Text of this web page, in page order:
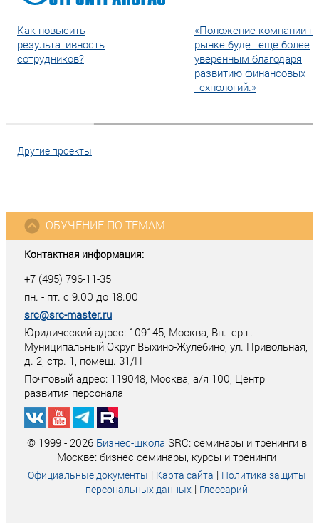
Как повысить
результативность
сотрудников?
«Положение компании
рынке будет еще более
уверенным благодаря
развитию финансовых
технологий.»
Другие проекты
Контактная информация:
+7 (495) 796-11-35
пн. - пт. с 9.00 до 18.00
src@src-master.ru
Юридический адрес: 109145, Москва, Вн.тер.г.
Муниципальный Округ Выхино-Жулебино, ул. Привольная,
д. 2, стр. 1, помещ. 31/Н
Почтовый адрес: 119048, Москва, а/я 100, Центр
развития персонала
ОБУЧЕНИЕ ПО ТЕМАМ
© 1999 - 2026 Бизнес-школа SRC: семинары и тренинги в
Москве: бизнес семинары, курсы и тренинги
Официальные документы | Карта сайта | Политика защиты
персональных данных | Глоссарий